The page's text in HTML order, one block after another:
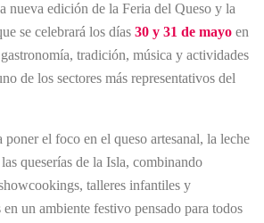
nueva edición de la Feria del Queso y la
se celebrará los días 30 y 31 de mayo en
tradición, música y actividades
de los sectores más representativos del
el foco en el queso artesanal, la leche
queserías de la Isla, combinando
talleres infantiles y
en un ambiente festivo pensado para todos